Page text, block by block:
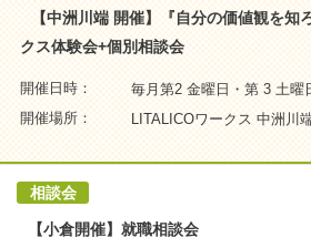
【中洲川端 開催】『自分の価値観を知
クス体験会+個別相談会
開催日時：
毎月第2 金曜日・第 3 土曜
開催場所：
LITALICOワークス 中洲川
相談会
【小倉開催】就職相談会